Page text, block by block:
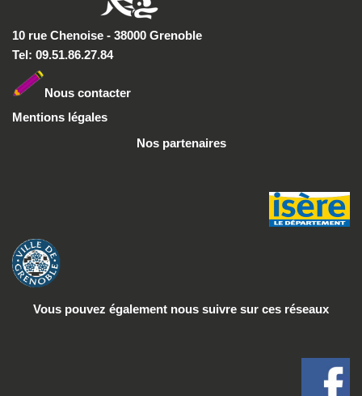
10 rue Chenoise - 38000 Grenoble
Tel: 09.51.86.27.84
Nous contacter
Mentions légales
Nos partenaires
Vous pouvez également nous suivre sur ces réseaux